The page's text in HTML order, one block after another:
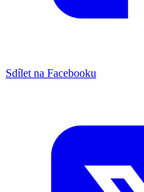
Sdílet na Facebooku